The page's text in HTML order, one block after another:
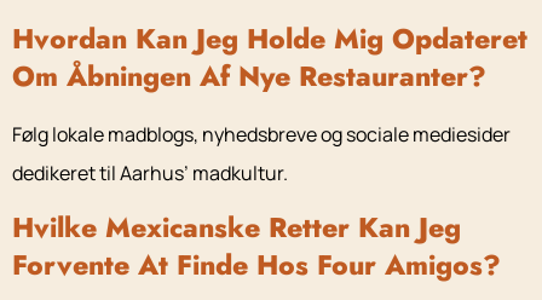
Hvordan Kan Jeg Holde Mig Opdateret
Om Åbningen Af Nye Restauranter?
Følg lokale madblogs, nyhedsbreve og sociale mediesider
dedikeret til Aarhus’ madkultur.
Hvilke Mexicanske Retter Kan Jeg
Forvente At Finde Hos Four Amigos?